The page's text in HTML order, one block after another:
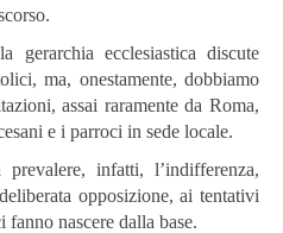
ecclesiastica discute
ma, onestamente, dobbiamo
assai raramente da Roma,
e i parroci in sede locale.
infatti, l’indifferenza,
opposizione, ai tentativi
nascere dalla base.